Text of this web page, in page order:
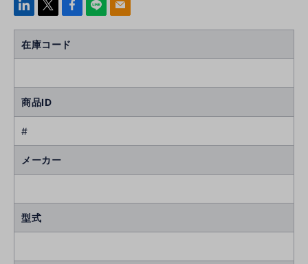
linke
Face
k
line mail
在庫コード
商品ID
#
メーカー
型式